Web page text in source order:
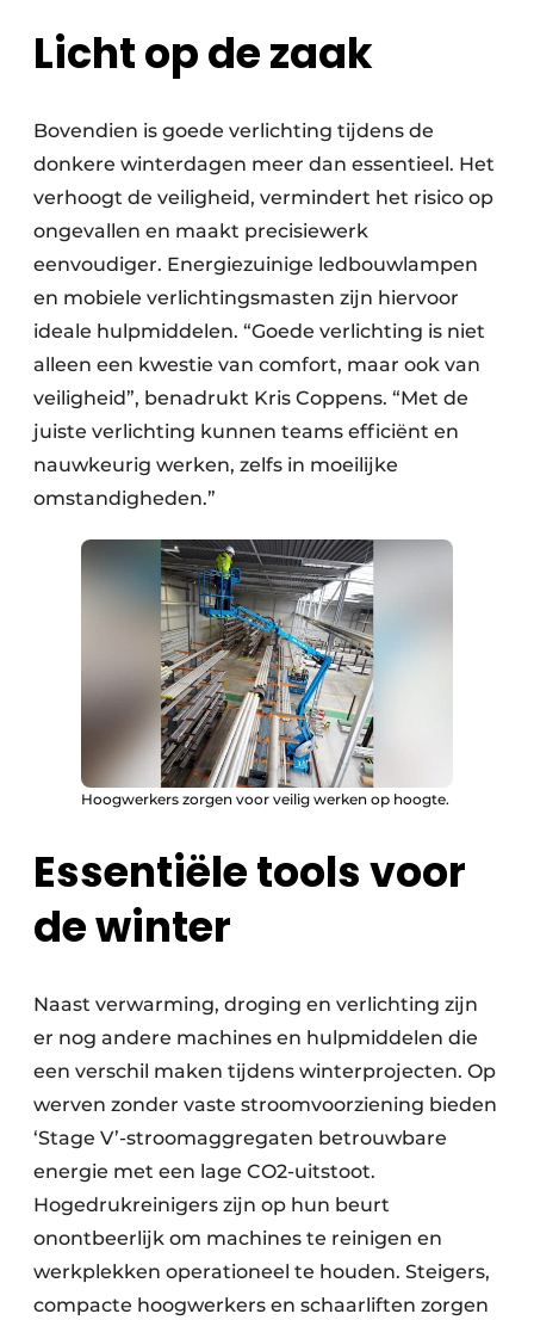
Licht op de zaak
Bovendien is goede verlichting tijdens de
donkere winterdagen meer dan essentieel. Het
verhoogt de veiligheid, vermindert het risico op
ongevallen en maakt precisiewerk
eenvoudiger. Energiezuinige ledbouwlampen
en mobiele verlichtingsmasten zijn hiervoor
ideale hulpmiddelen. “Goede verlichting is niet
alleen een kwestie van comfort, maar ook van
veiligheid”, benadrukt Kris Coppens. “Met de
juiste verlichting kunnen teams efficiënt en
nauwkeurig werken, zelfs in moeilijke
omstandigheden.”
Hoogwerkers zorgen voor veilig werken op hoogte.
Essentiële tools voor
de winter
Naast verwarming, droging en verlichting zijn
er nog andere machines en hulpmiddelen die
een verschil maken tijdens winterprojecten. Op
werven zonder vaste stroomvoorziening bieden
‘Stage V’-stroomaggregaten betrouwbare
energie met een lage CO2-uitstoot.
Hogedrukreinigers zijn op hun beurt
onontbeerlijk om machines te reinigen en
werkplekken operationeel te houden. Steigers,
compacte hoogwerkers en schaarliften zorgen